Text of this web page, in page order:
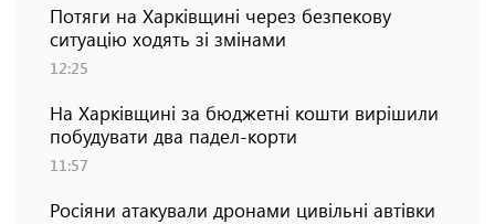
Потяги на Харківщині через безпекову
ситуацію ходять зі змінами
12:25
На Харківщині за бюджетні кошти вирішили
побудувати два падел-корти
11:57
Росіяни атакували дронами цивільні автівки